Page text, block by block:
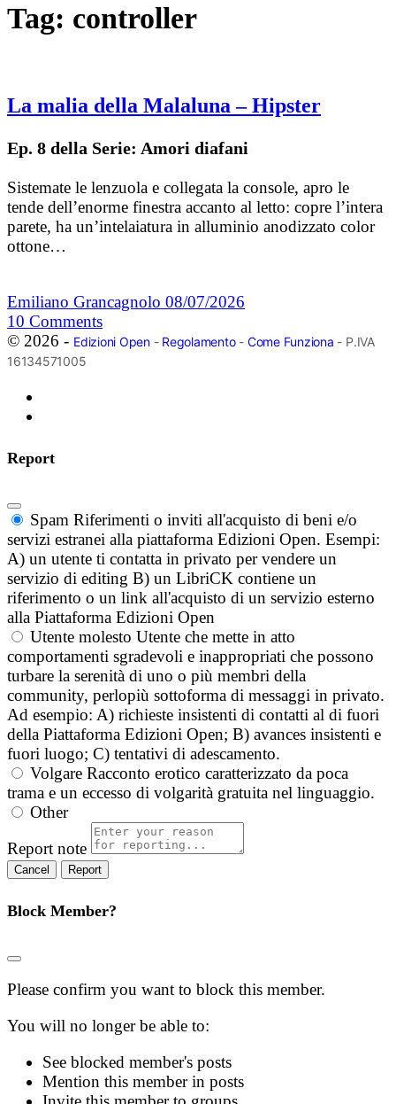
Tag: controller
La malia della Malaluna – Hipster
Ep. 8 della Serie: Amori diafani
Sistemate le lenzuola e collegata la console, apro le
tende dell’enorme finestra accanto al letto: copre l’intera
parete, ha un’intelaiatura in alluminio anodizzato color
ottone…
Emiliano Grancagnolo 08/07/2026
10 Comments
© 2026 - Edizioni Open- Regolamento- Come Funziona - P.IVA
16134571005
Report
Spam Riferimenti o inviti all'acquisto di beni e/o
servizi estranei alla piattaforma Edizioni Open. Esempi:
A) un utente ti contatta in privato per vendere un
servizio di editing B) un LibriCK contiene un
riferimento o un link all'acquisto di un servizio esterno
alla Piattaforma Edizioni Open
Utente molesto Utente che mette in atto
comportamenti sgradevoli e inappropriati che possono
turbare la serenità di uno o più membri della
community, perlopiù sottoforma di messaggi in privato.
Ad esempio: A) richieste insistenti di contatti al di fuori
della Piattaforma Edizioni Open; B) avances insistenti e
fuori luogo; C) tentativi di adescamento.
Volgare Racconto erotico caratterizzato da poca
trama e un eccesso di volgarità gratuita nel linguaggio.
Other
Report note
Report
Block Member?
Please confirm you want to block this member.
You will no longer be able to:
See blocked member's posts
Mention this member in posts